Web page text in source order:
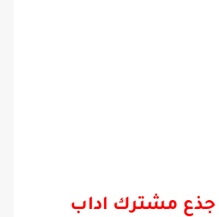
جذع مشترك اداب